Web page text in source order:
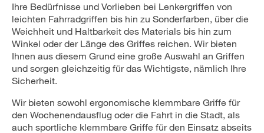
Ihre Bedürfnisse und Vorlieben bei Lenkergriffen von
leichten Fahrradgriffen bis hin zu Sonderfarben, über die
Weichheit und Haltbarkeit des Materials bis hin zum
Winkel oder der Länge des Griffes reichen. Wir bieten
Ihnen aus diesem Grund eine große Auswahl an Griffen
und sorgen gleichzeitig für das Wichtigste, nämlich Ihre
Sicherheit.
Wir bieten sowohl ergonomische klemmbare Griffe für
den Wochenendausflug oder die Fahrt in die Stadt, als
auch sportliche klemmbare Griffe für den Einsatz abseits